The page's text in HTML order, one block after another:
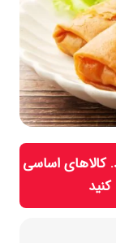
کالاهای اساسی